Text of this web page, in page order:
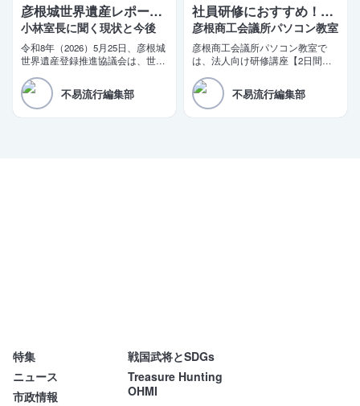
彦根城世界遺産レポート 5
小林室長に聞く現状と今後
令和8年（2026）5月25日、彦根城
世界遺産登録推進協議会は、世界
文化庁に提出した。三日月大造滋
賀県知事と田島一成彦根市長が同
日コメントを発表。「令和10年の
不易流行編集部
社員研修におすすめ！2日間で学べるビジネス講座
彦根商工会議所パソコン教室
彦根商工会議所パソコン教室で
は、法人向け研修講座【2日間で
を開講しております。商工会議所
の会員企業様限定の特別価格もご
用意しております。
不易流行編集部
不易流行
特集
ニュース
市政情報
戦国武将とSDGs
Treasure Hunting
OHMI